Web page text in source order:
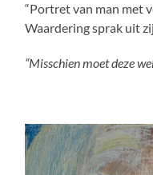
“Portret van man met
Waardering sprak uit
“Misschien moet deze